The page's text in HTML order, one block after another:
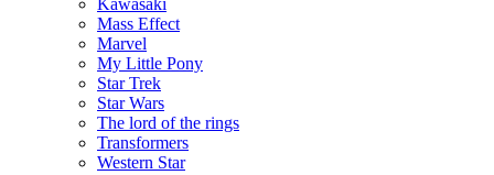
Kawasaki
Mass Effect
Marvel
My Little Pony
Star Trek
Star Wars
The lord of the rings
Transformers
Western Star